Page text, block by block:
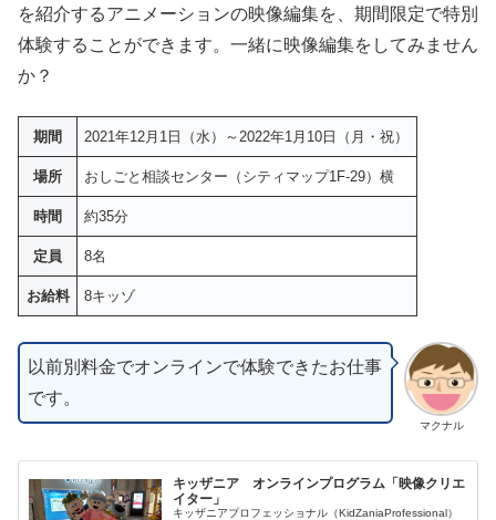
を紹介するアニメーションの映像編集を、期間限定で特別
体験することができます。一緒に映像編集をしてみません
か？
期間 2021年12月1日（水）～2022年1月10日（月・祝）
場所 おしごと相談センター（シティマップ1F-29）横
時間 約35分
定員 8名
お給料 8キッゾ
マクナル
以前別料金でオンラインで体験できたお仕事
です。
キッザニア オンラインプログラム「映像クリエ
イター」
キッザニアプロフェッショナル（KidZaniaProfessional）